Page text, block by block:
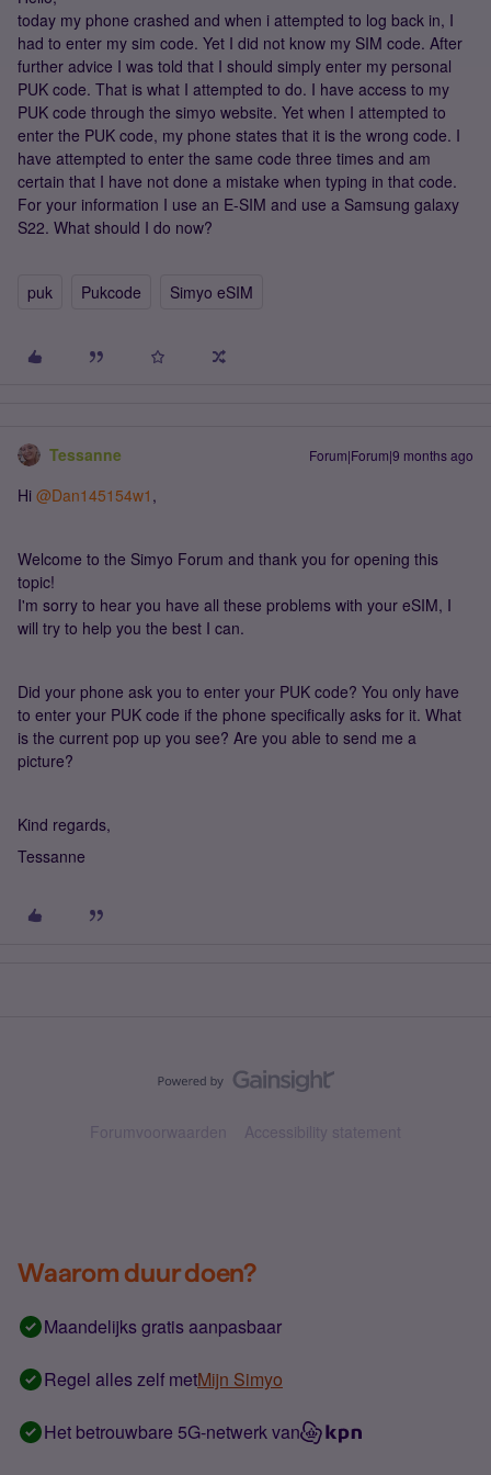
today my phone crashed and when i attempted to log back in, I
had to enter my sim code. Yet I did not know my SIM code. After
further advice I was told that I should simply enter my personal
PUK code. That is what I attempted to do. I have access to my
PUK code through the simyo website. Yet when I attempted to
enter the PUK code, my phone states that it is the wrong code. I
have attempted to enter the same code three times and am
certain that I have not done a mistake when typing in that code.
For your information I use an E-SIM and use a Samsung galaxy
S22. What should I do now?
puk Pukcode Simyo eSIM
Tessanne Forum|Forum|9 months ago
Hi ​ @Dan145154w1 ,
Welcome to the Simyo Forum and thank you for opening this
topic!
I'm sorry to hear you have all these problems with your eSIM, I
will try to help you the best I can.
Did your phone ask you to enter your PUK code? You only have
to enter your PUK code if the phone specifically asks for it. What
is the current pop up you see? Are you able to send me a
picture?
Kind regards,
Tessanne
Forumvoorwaarden Accessibility statement
Waarom duur doen?
Maandelijks gratis aanpasbaar
Regel alles zelf metMijn Simyo
Het betrouwbare 5G-netwerk van